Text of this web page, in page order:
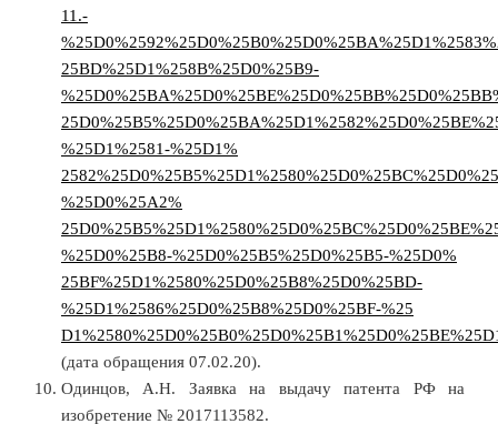
11.-
25BD%25D1%258B%25D0%25B9-
%25D1%2581-%25D1%
%25D0%25A2%
%25D0%25B8-%25D0%25B5%25D0%25B5-%25D0%
25BF%25D1%2580%25D0%25B8%25D0%25BD-
%25D1%2586%25D0%25B8%25D0%25BF-%25
(дата обращения 07.02.20).
Одинцов, А.Н. Заявка на выдачу патента РФ на
изобретение № 2017113582.